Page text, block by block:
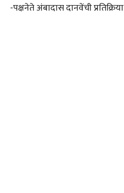
-पक्षनेते अंबादास दानवेंची प्रतिक्रिया